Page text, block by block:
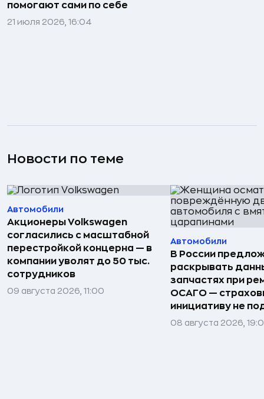
помогают сами по себе
21 июля 2026, 16:04
Новости по теме
Автомобили
Акционеры Volkswagen
согласились с масштабной
перестройкой концерна — в
компании уволят до 50 тыс.
сотрудников
09 августа 2026, 11:00
Автомобили
В России
раскрывать
запчастях при
ОСАГО —
инициативу не
08 августа 2026,